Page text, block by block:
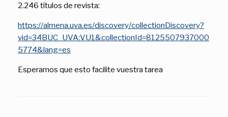
2.246 títulos de revista:
https://almena.uva.es/discovery/collectionDiscovery?
vid=34BUC_UVA:VU1&collectionId=8125507937000
5774&lang=es
Esperamos que esto facilite vuestra tarea